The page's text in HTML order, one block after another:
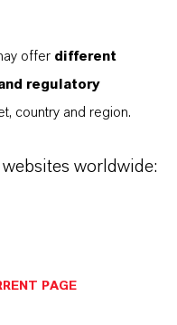
offer different
regulatory
country and region.
worldwide:
PAGE